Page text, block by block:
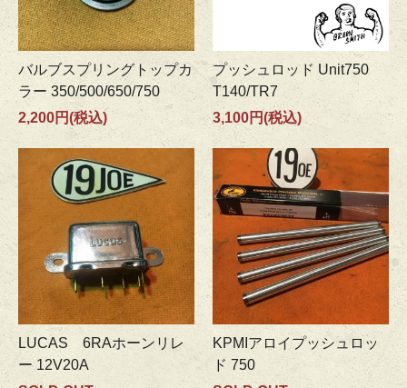
バルブスプリングトップカ
ラー 350/500/650/750
2,200円(税込)
プッシュロッド Unit750
T140/TR7
3,100円(税込)
LUCAS 6RAホーンリレ
ー 12V20A
KPMIアロイプッシュロッ
ド 750